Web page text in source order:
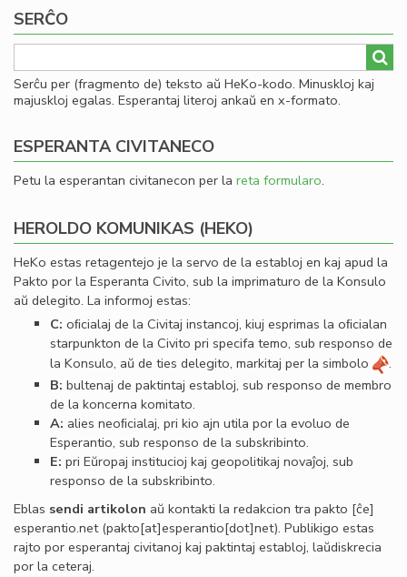
SERĈO
Serĉu per (fragmento de) teksto aŭ HeKo-kodo. Minuskloj kaj
majuskloj egalas. Esperantaj literoj ankaŭ en x-formato.
ESPERANTA CIVITANECO
Petu la esperantan civitanecon per la reta formularo.
HEROLDO KOMUNIKAS (HEKO)
HeKo estas retagentejo je la servo de la establoj en kaj apud la
Pakto por la Esperanta Civito, sub la imprimaturo de la Konsulo
aŭ delegito. La informoj estas:
C: oﬁcialaj de la Civitaj instancoj, kiuj esprimas la oﬁcialan
starpunkton de la Civito pri specifa temo, sub responso de
la Konsulo, aŭ de ties delegito, markitaj per la simbolo
.
B: bultenaj de paktintaj establoj, sub responso de membro
de la koncerna komitato.
A: alies neoﬁcialaj, pri kio ajn utila por la evoluo de
Esperantio, sub responso de la subskribinto.
E: pri Eŭropaj institucioj kaj geopolitikaj novaĵoj, sub
responso de la subskribinto.
Eblas sendi artikolon aŭ kontakti la redakcion tra pakto [ĉe]
esperantio.net(pakto[at]esperantio[dot]net). Publikigo estas
rajto por esperantaj civitanoj kaj paktintaj establoj, laŭdiskrecia
por la ceteraj.